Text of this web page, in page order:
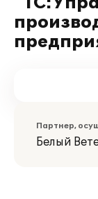
Партнер,
Белый